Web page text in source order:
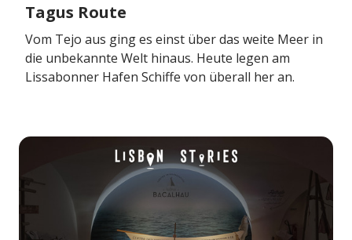
Tagus Route
Vom Tejo aus ging es einst über das weite Meer in
die unbekannte Welt hinaus. Heute legen am
Lissabonner Hafen Schiffe von überall her an.